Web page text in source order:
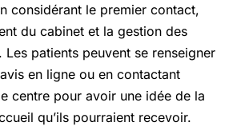
considérant le premier contact,
du cabinet et la gestion des
Les patients peuvent se renseigner
en ligne ou en contactant
centre pour avoir une idée de la
qu’ils pourraient recevoir.